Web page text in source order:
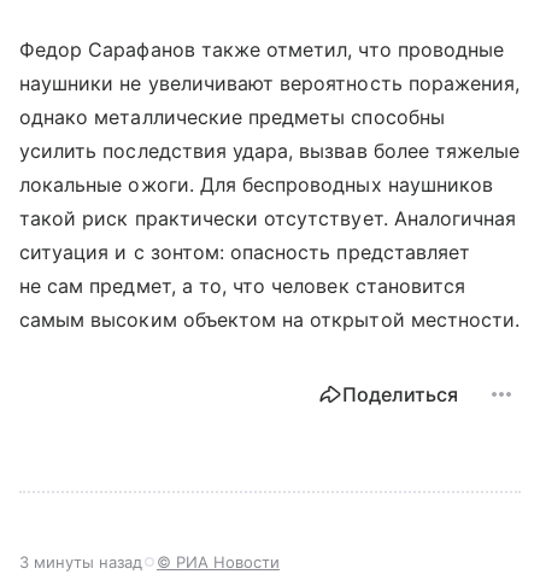
Федор Сарафанов также отметил, что проводные
наушники не увеличивают вероятность поражения,
однако металлические предметы способны
усилить последствия удара, вызвав более тяжелые
локальные ожоги. Для беспроводных наушников
такой риск практически отсутствует. Аналогичная
ситуация и с зонтом: опасность представляет
не сам предмет, а то, что человек становится
самым высоким объектом на открытой местности.
Поделиться
3 минуты назад © РИА Новости